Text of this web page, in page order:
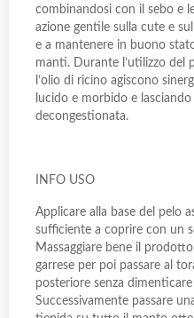
combinandosi con il sebo e
azione gentile sulla cute e
e a mantenere in buono
manti. Durante l’utilizzo del
l’olio di ricino agiscono
lucido e morbido e
decongestionata.
INFO USO
Applicare alla base del pelo
sufficiente a coprire con un
Massaggiare bene il
garrese per poi passare al
posteriore senza
Successivamente passare